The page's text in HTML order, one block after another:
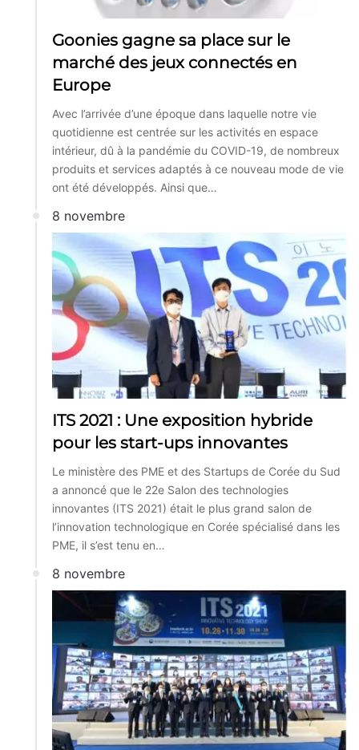
Goonies gagne sa place sur le
marché des jeux connectés en
Europe
Avec l’arrivée d’une époque dans laquelle notre vie
quotidienne est centrée sur les activités en espace
intérieur, dû à la pandémie du COVID-19, de nombreux
produits et services adaptés à ce nouveau mode de vie
ont été développés. Ainsi que…
8 novembre
ITS 2021 : Une exposition hybride
pour les start-ups innovantes
Le ministère des PME et des Startups de Corée du Sud
a annoncé que le 22e Salon des technologies
innovantes (ITS 2021) était le plus grand salon de
l’innovation technologique en Corée spécialisé dans les
PME, il s’est tenu en…
8 novembre